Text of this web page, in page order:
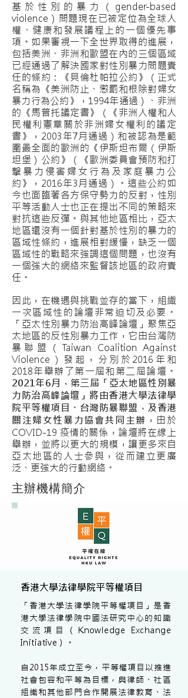
基於性別的暴力（gender-based
violence）問題現在已被定位為全球人
權、健康和發展議程上的一個優先事
項。如果審視一下全世界取得的進展，
包括美洲、非洲和歐盟在內的三個區域
已經通過了解決國家對性別暴力問題責
任的條約：《貝倫杜帕拉公約》（正式
名稱為《美洲防止、懲罰和根除對婦女
暴力行為公約》，1994年通過）、非洲
的《馬普托議定書》（《非洲人權和人
民權利憲章關於非洲婦女權利的議定
書》，2003年7月通過）和被認為是範
圍最全面的歐洲的《伊斯坦布爾（伊斯
坦堡）公約》（《歐洲委員會預防和打
擊暴力侵害婦女行為及家庭暴力公
約》，2016年3月通過）。這些公約如
今也面臨著各方保守勢力的反對，性別
平等活動人士也正在提出不同的策略來
對抗這些反彈。與其他地區相比，亞太
地區還沒有一個針對基於性別的暴力的
區域性條約，進展相對緩慢，缺乏一個
區域性的戰略來強調這個問題，也沒有
一個強大的網絡來監督該地區的政府責
任。
因此，在機遇與挑戰並存的當下，組織
一次區域性的論壇非常迫切及必要。
「亞太性別暴力防治高峰論壇」聚焦亞
太地區的反性別暴力工作，它由台灣防
暴聯盟（Taiwan Coalition Against
Violence）發起，分別於2016年和
2018年舉辦了第一屆和第二屆論壇。
2021年6月，第三屆「亞太地區性別暴
力防治高峰論壇」將由香港大學法律學
院平等權項目、台灣防暴聯盟，及香港
關注婦女性暴力協會共同主辦 ，由於
COVID-19 疫情的關係，論壇將在線上
舉辦，並將以更大的規模，讓更多來自
亞太地區的人士參與，從而建立更廣
泛、更強大的行動網絡。
主辦機構簡介
香港大學法律學院平等權項目
「香港大學法律學院平等權項目」是香
港大學法律學院中國法研究中心的知識
交流項目（Knowledge Exchange
Initiative）。
自2015年成立至今，平等權項目以推進
社會包容和平等為目標，與律師、社區
組織和其他部門合作開展法律教育、法